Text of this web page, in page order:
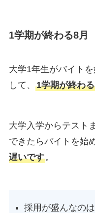
1学期が終わる8月
大学1年生がバイト
して、 1学期が終わ
大学入学からテスト
できたらバイトを始
遅いです。
採用が盛んなの